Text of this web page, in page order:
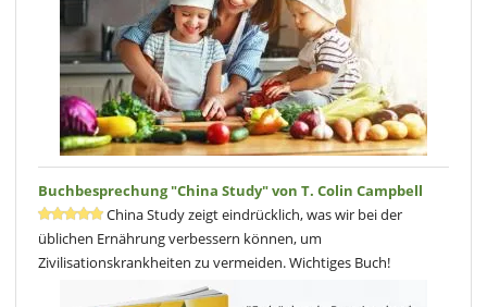
Buchbesprechung "China Study" von T. Colin Campbell
China Study zeigt eindrücklich, was wir bei der
üblichen Ernährung verbessern können, um
Zivilisationskrankheiten zu vermeiden. Wichtiges Buch!